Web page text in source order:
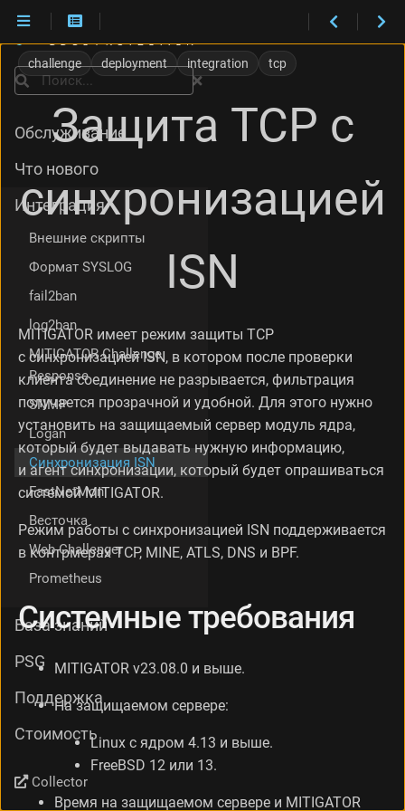
и
с
т
м
ы
т
н
я
У
с
а
н
о
в
а
р
о
й
а
в
w
e
-
challenge deployment integration tcp
Защита TCP с
синхронизацией
ISN
MITIGATOR имеет режим защиты TCP
с синхронизацией ISN, в котором после проверки
клиента соединение не разрывается, фильтрация
получается прозрачной и удобной. Для этого нужно
установить на защищаемый сервер модуль ядра,
который будет выдавать нужную информацию,
и агент синхронизации, который будет опрашиваться
системой MITIGATOR.
Режим работы с синхронизацией ISN поддерживается
в контрмерах TCP, MINE, ATLS, DNS и BPF.
Системные требования
MITIGATOR v23.08.0 и выше.
На защищаемом сервере:
Linux с ядром 4.13 и выше.
FreeBSD 12 или 13.
Время на защищаемом сервере и MITIGATOR
Поиск
Установка
Обслуживание
Что нового
Интеграция
Внешние скрипты
Формат SYSLOG
fail2ban
log2ban
MITIGATOR Challenge
Response
SNMP
Logan
Синхронизация ISN
FastNetMon
Весточка
Web Challenger
Prometheus
База знаний
PSG
Поддержка
Стоимость
Collector